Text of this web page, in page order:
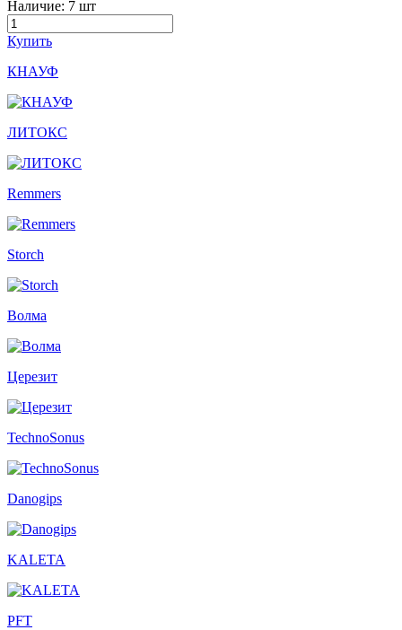
Наличие: 7 шт
Купить
КНАУФ
ЛИТОКС
Remmers
Storch
Волма
Церезит
TechnoSonus
Danogips
KALETA
PFT